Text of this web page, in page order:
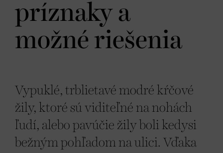
príznaky a
možné riešenia
Vypuklé, trblietavé modré kŕčové
žily, ktoré sú viditeľné na nohách
ľudí, alebo pavúčie žily boli kedysi
bežným pohľadom na ulici. Vďaka